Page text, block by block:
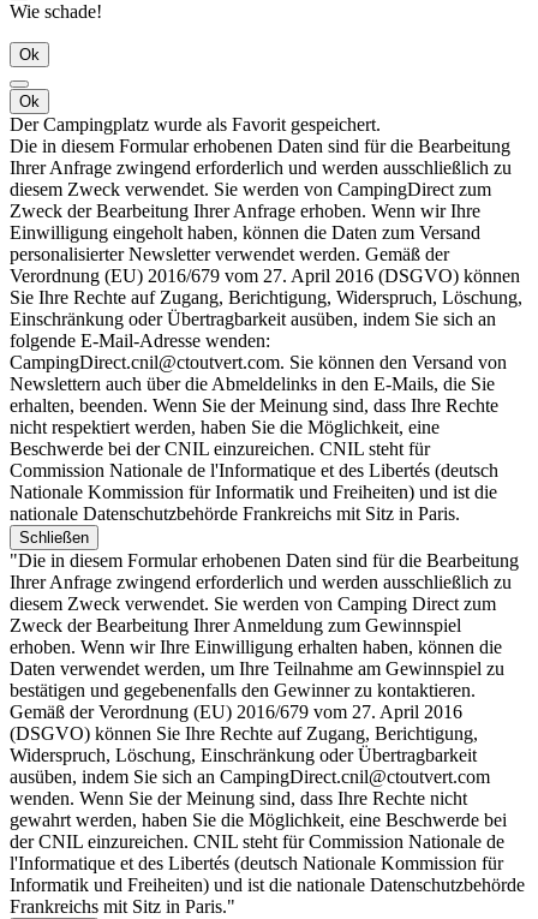
Wie schade!
Ok
Ok
Der Campingplatz wurde als Favorit gespeichert.
Die in diesem Formular erhobenen Daten sind für die Bearbeitung
Ihrer Anfrage zwingend erforderlich und werden ausschließlich zu
diesem Zweck verwendet. Sie werden von CampingDirect zum
Zweck der Bearbeitung Ihrer Anfrage erhoben. Wenn wir Ihre
Einwilligung eingeholt haben, können die Daten zum Versand
personalisierter Newsletter verwendet werden. Gemäß der
Verordnung (EU) 2016/679 vom 27. April 2016 (DSGVO) können
Sie Ihre Rechte auf Zugang, Berichtigung, Widerspruch, Löschung,
Einschränkung oder Übertragbarkeit ausüben, indem Sie sich an
folgende E-Mail-Adresse wenden:
CampingDirect.cnil@ctoutvert.com. Sie können den Versand von
Newslettern auch über die Abmeldelinks in den E-Mails, die Sie
erhalten, beenden. Wenn Sie der Meinung sind, dass Ihre Rechte
nicht respektiert werden, haben Sie die Möglichkeit, eine
Beschwerde bei der CNIL einzureichen. CNIL steht für
Commission Nationale de l'Informatique et des Libertés (deutsch
Nationale Kommission für Informatik und Freiheiten) und ist die
nationale Datenschutzbehörde Frankreichs mit Sitz in Paris.
Schließen
"Die in diesem Formular erhobenen Daten sind für die Bearbeitung
Ihrer Anfrage zwingend erforderlich und werden ausschließlich zu
diesem Zweck verwendet. Sie werden von Camping Direct zum
Zweck der Bearbeitung Ihrer Anmeldung zum Gewinnspiel
erhoben. Wenn wir Ihre Einwilligung erhalten haben, können die
Daten verwendet werden, um Ihre Teilnahme am Gewinnspiel zu
bestätigen und gegebenenfalls den Gewinner zu kontaktieren.
Gemäß der Verordnung (EU) 2016/679 vom 27. April 2016
(DSGVO) können Sie Ihre Rechte auf Zugang, Berichtigung,
Widerspruch, Löschung, Einschränkung oder Übertragbarkeit
ausüben, indem Sie sich an CampingDirect.cnil@ctoutvert.com
wenden. Wenn Sie der Meinung sind, dass Ihre Rechte nicht
gewahrt werden, haben Sie die Möglichkeit, eine Beschwerde bei
der CNIL einzureichen. CNIL steht für Commission Nationale de
l'Informatique et des Libertés (deutsch Nationale Kommission für
Informatik und Freiheiten) und ist die nationale Datenschutzbehörde
Frankreichs mit Sitz in Paris."